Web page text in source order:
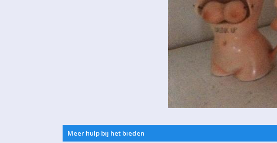
Meer hulp bij het bieden